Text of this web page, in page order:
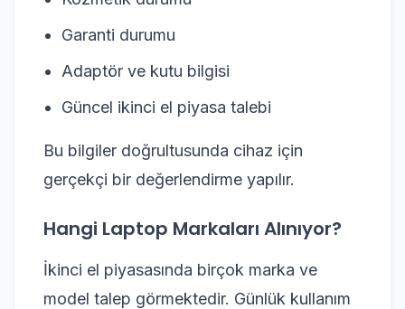
Garanti durumu
Adaptör ve kutu bilgisi
Güncel ikinci el piyasa talebi
Bu bilgiler doğrultusunda cihaz için
gerçekçi bir değerlendirme yapılır.
Hangi Laptop Markaları Alınıyor?
İkinci el piyasasında birçok marka ve
model talep görmektedir. Günlük kullanım